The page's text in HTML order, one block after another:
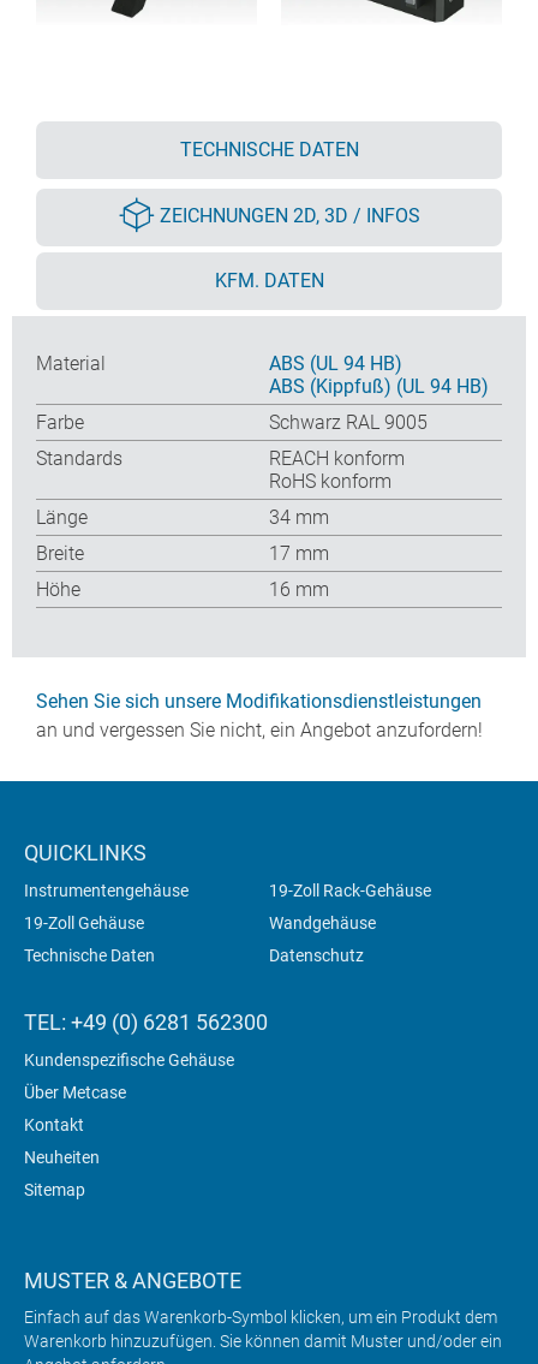
TECHNISCHE DATEN
ZEICHNUNGEN 2D, 3D / INFOS
KFM. DATEN
Material
ABS (UL 94 HB)
ABS (Kippfuß) (UL 94 HB)
Farbe
Schwarz RAL 9005
Standards
REACH konform
RoHS konform
Länge
34 mm
Breite
17 mm
Höhe
16 mm
Sehen Sie sich unsere Modifikationsdienstleistungen
an und vergessen Sie nicht, ein Angebot anzufordern!
QUICKLINKS
Instrumentengehäuse
19-Zoll Rack-Gehäuse
19-Zoll Gehäuse
Wandgehäuse
Technische Daten
Datenschutz
TEL: +49 (0) 6281 562300
Kundenspezifische Gehäuse
Über Metcase
Kontakt
Neuheiten
Sitemap
MUSTER & ANGEBOTE
Einfach auf das Warenkorb-Symbol klicken, um ein Produkt dem
Warenkorb hinzuzufügen. Sie können damit Muster und/oder ein